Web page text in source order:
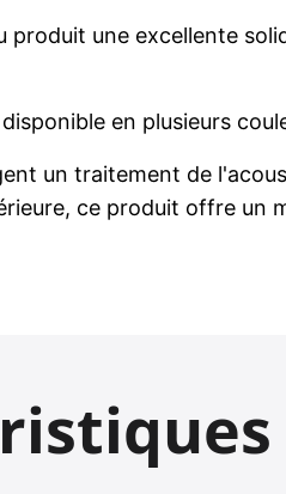
produit une excellente
en plusieurs
un traitement de
ce produit offre